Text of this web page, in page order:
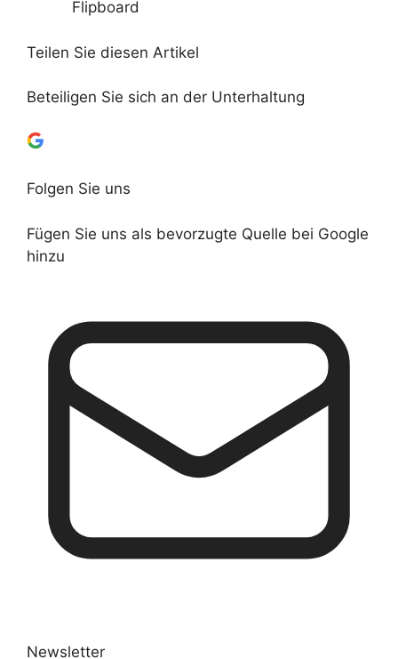
Flipboard
Teilen Sie diesen Artikel
Beteiligen Sie sich an der Unterhaltung
Folgen Sie uns
Fügen Sie uns als bevorzugte Quelle bei Google
hinzu
Newsletter